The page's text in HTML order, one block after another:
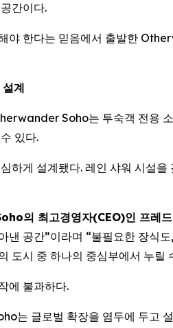
간이다.
야 한다는 믿음에서 출발한
계
Soho는 투숙객 전용 소
있다.
하게 설계됐다. 레인 샤워 시설
의 최고경영자(CEO)인 프레
낸 공간”이라며 “불필요한 장식
도시 중 하나의 중심부에서 누릴
에 불과하다.
는 글로벌 확장을 염두에 두고